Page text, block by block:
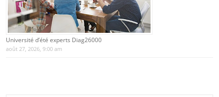
Université d’été experts Diag26000
août 27, 2026, 9:00 am